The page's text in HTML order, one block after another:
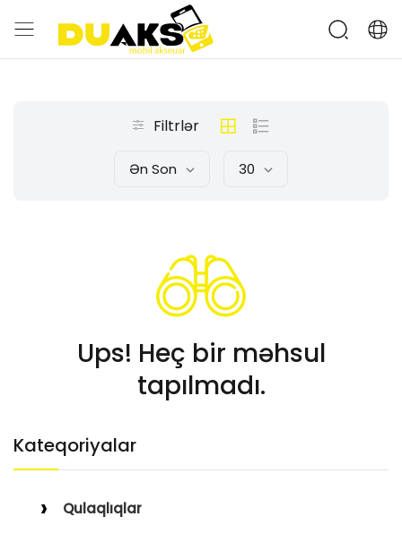
Kateqoriyalar
Qulaqlıqlar
Filtrlər
Ən Son 30
Ups! Heç bir məhsul
tapılmadı.